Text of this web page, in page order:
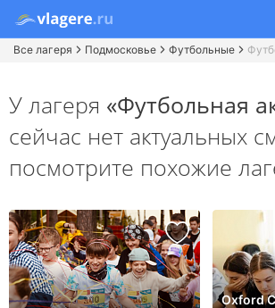
Все лагеря Подмосковье Футбольные
У лагеря «Футбольная
сейчас нет актуальных
посмотрите похожие
Oxford